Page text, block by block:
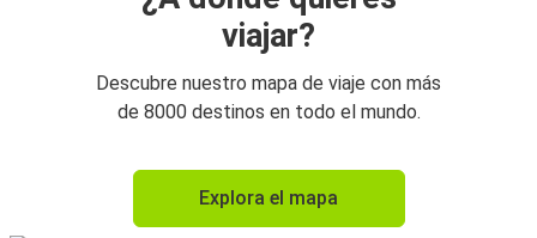
viajar?
Descubre nuestro mapa de viaje con más
de 8000 destinos en todo el mundo.
Explora el mapa